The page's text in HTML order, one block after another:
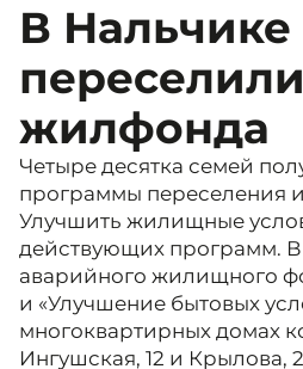
В
жилфонда
Четыре десятка семей
программы переселения
Улучшить жилищные
действующих программ. В
аварийного жилищного
и «Улучшение бытовых
многоквартирных домах
Ингушская, 12 и Крылова,